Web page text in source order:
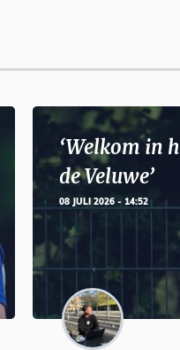
‘Welkom in
de Veluwe’
08 JULI 2026 - 14:52